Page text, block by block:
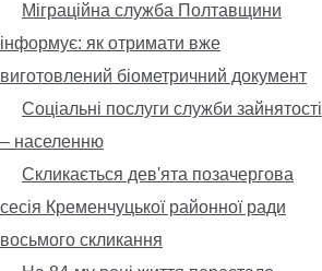
Міграційна служба Полтавщини
інформує: як отримати вже
виготовлений біометричний документ
Соціальні послуги служби зайнятості
– населенню
Скликається дев'ята позачергова
сесія Кременчуцької районної ради
восьмого скликання